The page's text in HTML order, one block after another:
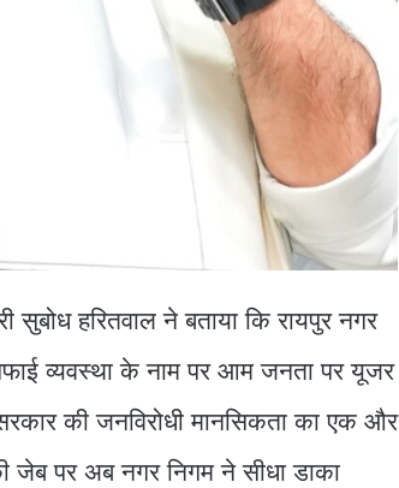
हरितवाल ने बताया कि रायपुर नगर
व्यवस्था के नाम पर आम जनता पर यूजर
की जनविरोधी मानसिकता का एक और
जेब पर अब नगर निगम ने सीधा डाका